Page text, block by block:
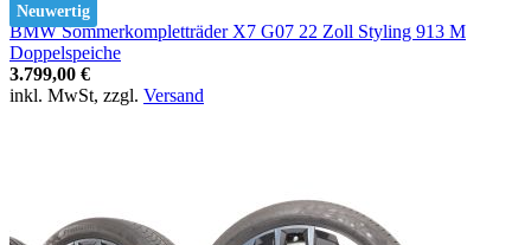
Neuwertig
BMW Sommerkompletträder X7 G07 22 Zoll Styling 913 M
Doppelspeiche
3.799,00 €
inkl. MwSt, zzgl. Versand